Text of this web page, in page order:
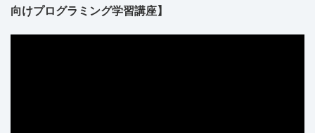
向けプログラミング学習講座】